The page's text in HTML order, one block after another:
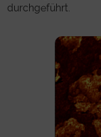
durchgeführt.